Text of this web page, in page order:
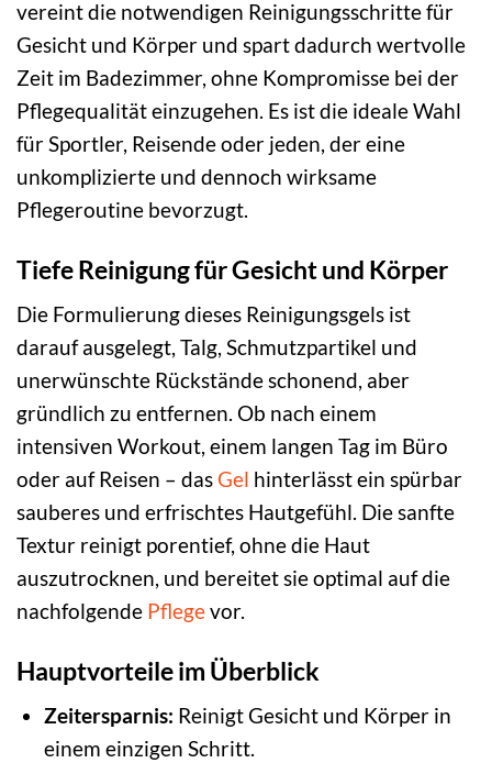
vereint die notwendigen Reinigungsschritte für
Gesicht und Körper und spart dadurch wertvolle
Zeit im Badezimmer, ohne Kompromisse bei der
Pflegequalität einzugehen. Es ist die ideale Wahl
für Sportler, Reisende oder jeden, der eine
unkomplizierte und dennoch wirksame
Pflegeroutine bevorzugt.
Tiefe Reinigung für Gesicht und Körper
Die Formulierung dieses Reinigungsgels ist
darauf ausgelegt, Talg, Schmutzpartikel und
unerwünschte Rückstände schonend, aber
gründlich zu entfernen. Ob nach einem
intensiven Workout, einem langen Tag im Büro
oder auf Reisen – dasGel hinterlässt ein spürbar
sauberes und erfrischtes Hautgefühl. Die sanfte
Textur reinigt porentief, ohne die Haut
auszutrocknen, und bereitet sie optimal auf die
nachfolgende Pflegevor.
Hauptvorteile im Überblick
Zeitersparnis: Reinigt Gesicht und Körper in
einem einzigen Schritt.